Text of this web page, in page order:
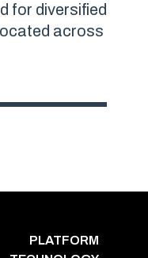
for diversified
across
PLATFORM